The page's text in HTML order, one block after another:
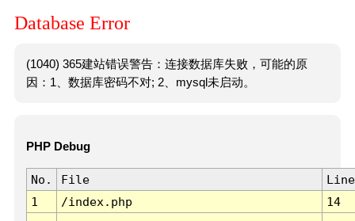
Database Error
(1040) 365建站错误警告：连接数据库失败，可能的原
因：1、数据库密码不对; 2、mysql未启动。
PHP Debug
No. File
Line
1
/index.php 14